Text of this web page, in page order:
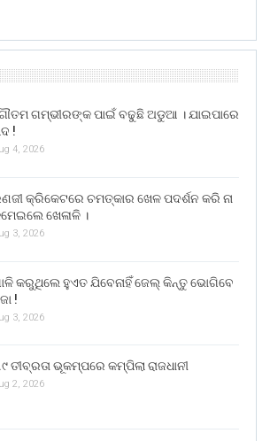
ଗମ୍ଭୀରଙ୍କ ପାଇଁ ବଢୁଛି ଅଡୁଆ । ଯାଇପାରେ
!
4, 2026
କ୍ରିକେଟରେ ଚମତ୍କାର ଖେଳ ପଦର୍ଶନ କରି ନା
ଖେଳାଳି ।
3, 2026
କରୁଥିଲେ ହୁଏତ ଯିବେନାହିଁ ଜେଲ୍ କିନ୍ତୁ ଭୋଗିବେ
!
3, 2026
ତୀବ୍ରତା ଭୂକମ୍ପରେ କମ୍ପିଲା ରାଜଧାନୀ
2, 2026